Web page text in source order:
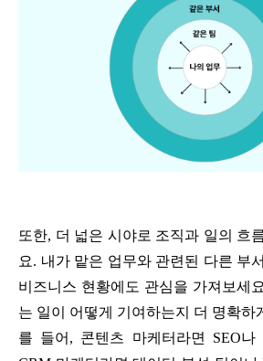
또한, 더 넓은 시야로 조직과 일의 흐
요. 내가 맡은 업무와 관련된 다른 부
비즈니스 현황에도 관심을 가져보세
는 일이 어떻게 기여하는지 더 명확하
를 들어, 콘텐츠 마케터라면 SEO나